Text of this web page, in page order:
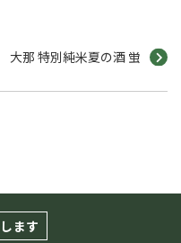
大那 特別純米夏の酒 蛍
ます